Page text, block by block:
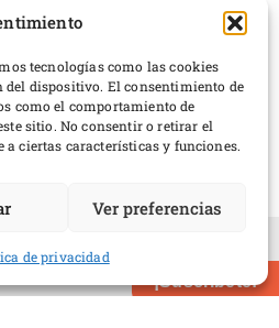
tecnologías como las cookies
dispositivo. El consentimiento de
como el comportamiento de
sitio. No consentir o retirar el
ciertas características y funciones.
Ver preferencias
de privacidad
¡Suscríbete!